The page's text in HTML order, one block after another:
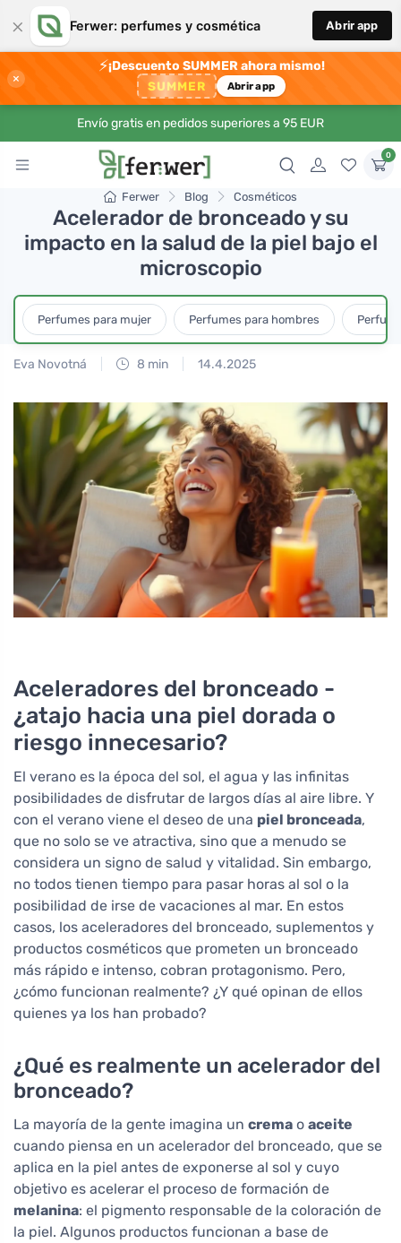
× Ferwer: perfumes y cosmética Abrir app
×
⚡¡Descuento SUMMER ahora mismo!
SUMMER Abrir app
Envío gratis en pedidos superiores a 95 EUR
0
Ferwer Blog Cosméticos
Acelerador de bronceado y su
impacto en la salud de la piel bajo el
microscopio
Perfumes para mujer Perfumes para hombres
Eva Novotná 8 min 14.4.2025
Aceleradores del bronceado -
¿atajo hacia una piel dorada o
riesgo innecesario?
El verano es la época del sol, el agua y las infinitas
posibilidades de disfrutar de largos días al aire libre. Y
con el verano viene el deseo de una piel bronceada,
que no solo se ve atractiva, sino que a menudo se
considera un signo de salud y vitalidad. Sin embargo,
no todos tienen tiempo para pasar horas al sol o la
posibilidad de irse de vacaciones al mar. En estos
casos, los aceleradores del bronceado, suplementos y
productos cosméticos que prometen un bronceado
más rápido e intenso, cobran protagonismo. Pero,
¿cómo funcionan realmente? ¿Y qué opinan de ellos
quienes ya los han probado?
¿Qué es realmente un acelerador del
bronceado?
La mayoría de la gente imagina un crema o aceite
cuando piensa en un acelerador del bronceado, que se
aplica en la piel antes de exponerse al sol y cuyo
objetivo es acelerar el proceso de formación de
melanina: el pigmento responsable de la coloración de
la piel. Algunos productos funcionan a base de